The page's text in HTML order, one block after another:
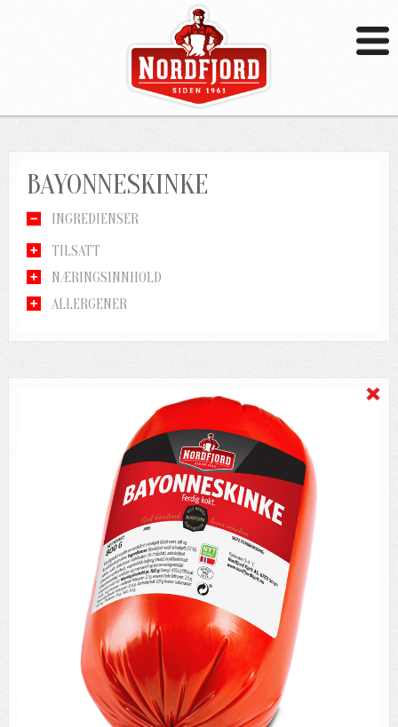
BAYONNESKINKE
INGREDIENSER
TILSATT
NÆRINGSINNHOLD
ALLERGENER